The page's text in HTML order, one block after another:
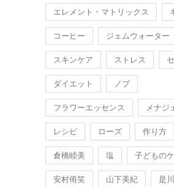
エレメント・マトリックス
コーヒー ジェムウォーター
スキンケア ストレス
ダイエット ノブ
フラワーエッセンス メナジ
レシピ ローズ 作り方
倉橋睦美 塩 子どもの
安村侑笑 山下美紀 是